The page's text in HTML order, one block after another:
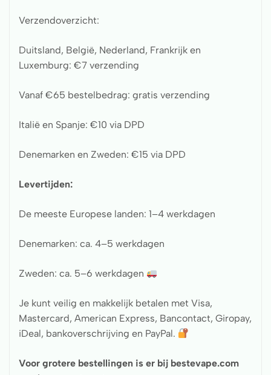
Verzendoverzicht:
Duitsland, België, Nederland, Frankrijk en
Luxemburg: €7 verzending
Vanaf €65 bestelbedrag: gratis verzending
Italië en Spanje: €10 via DPD
Denemarken en Zweden: €15 via DPD
Levertijden:
De meeste Europese landen: 1–4 werkdagen
Denemarken: ca. 4–5 werkdagen
Zweden: ca. 5–6 werkdagen
Je kunt veilig en makkelijk betalen met Visa,
Mastercard, American Express, Bancontact, Giropay,
iDeal, bankoverschrijving en PayPal.
Voor grotere bestellingen is er bij bestevape.com